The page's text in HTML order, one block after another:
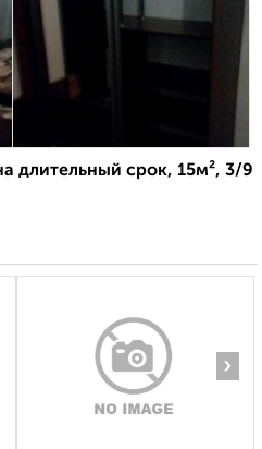
длительный срок, 15м², 3/9
›